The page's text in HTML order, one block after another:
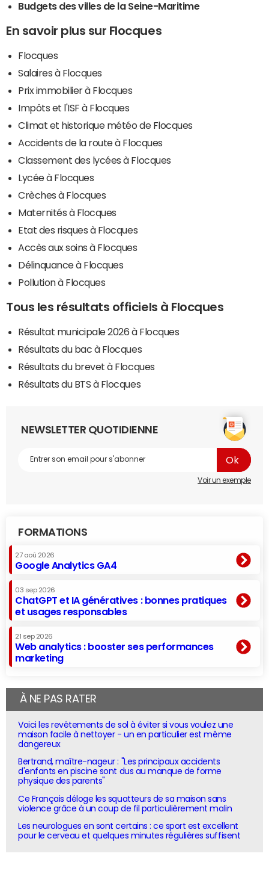
Budgets des villes de la Seine-Maritime
En savoir plus sur Flocques
Flocques
Salaires à Flocques
Prix immobilier à Flocques
Impôts et l'ISF à Flocques
Climat et historique météo de Flocques
Accidents de la route à Flocques
Classement des lycées à Flocques
Lycée à Flocques
Crèches à Flocques
Maternités à Flocques
Etat des risques à Flocques
Accès aux soins à Flocques
Délinquance à Flocques
Pollution à Flocques
Tous les résultats officiels à Flocques
Résultat municipale 2026 à Flocques
Résultats du bac à Flocques
Résultats du brevet à Flocques
Résultats du BTS à Flocques
NEWSLETTER QUOTIDIENNE
Voir un exemple
FORMATIONS
27 aoû 2026
Google Analytics GA4
03 sep 2026
ChatGPT et IA génératives : bonnes pratiques
et usages responsables
21 sep 2026
Web analytics : booster ses performances
marketing
À NE PAS RATER
Voici les revêtements de sol à éviter si vous voulez une
maison facile à nettoyer - un en particulier est même
dangereux
Bertrand, maître-nageur : "Les principaux accidents
d'enfants en piscine sont dus au manque de forme
physique des parents"
Ce Français déloge les squatteurs de sa maison sans
violence grâce à un coup de fil particulièrement malin
Les neurologues en sont certains : ce sport est excellent
pour le cerveau et quelques minutes régulières suffisent